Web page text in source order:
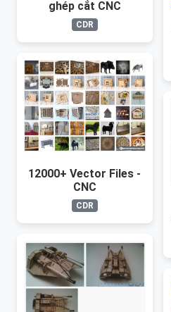
ghép cắt CNC
CDR
12000+ Vector Files -
CNC
CDR